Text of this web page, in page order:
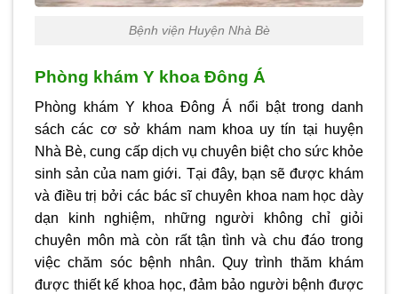
Bệnh viện Huyện Nhà Bè
Phòng khám Y khoa Đông Á
Phòng khám Y khoa Đông Á nổi bật trong danh
sách các cơ sở khám nam khoa uy tín tại huyện
Nhà Bè, cung cấp dịch vụ chuyên biệt cho sức khỏe
sinh sản của nam giới. Tại đây, bạn sẽ được khám
và điều trị bởi các bác sĩ chuyên khoa nam học dày
dạn kinh nghiệm, những người không chỉ giỏi
chuyên môn mà còn rất tận tình và chu đáo trong
việc chăm sóc bệnh nhân. Quy trình thăm khám
được thiết kế khoa học, đảm bảo người bệnh được